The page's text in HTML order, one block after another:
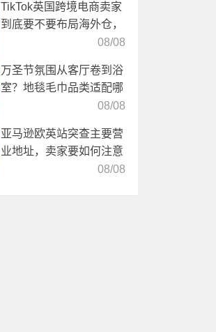
TikTok英国跨境电商卖家
到底要不要布局海外仓，
08/08
万圣节氛围从客厅卷到浴
室？地毯毛巾品类适配哪
08/08
亚马逊欧英站突查主要营
业地址，卖家要如何注意
08/08